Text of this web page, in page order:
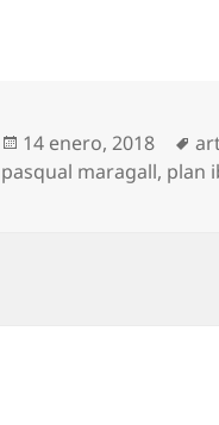
Publicado
el
14 enero, 2018
pasqual maragall, plan